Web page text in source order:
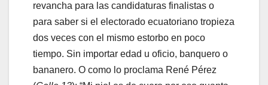
revancha para las candidaturas finalistas o
para saber si el electorado ecuatoriano tropieza
dos veces con el mismo estorbo en poco
tiempo. Sin importar edad u oficio, banquero o
bananero. O como lo proclama René Pérez